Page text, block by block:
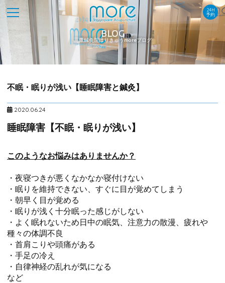
24H
予約
BLOG
三鷹鍼灸院はりきゅうmoreブログ
不眠・眠りが浅い【睡眠障害と鍼灸】
2020.06.24
睡眠障害【不眠・眠りが浅い】
このようなお悩みはありませんか？
・夜寝つきが悪くなかなか寝付けない
・眠りを維持できない、すぐに目が覚めてしまう
・朝早く目が覚める
・眠りが浅く十分眠った感じがしない
・よく眠れないため日中の眠気、注意力の散漫、疲れや
種々の体調不良
・首肩こりや頭痛がある
・手足の冷え
・自律神経の乱れが気になる
など